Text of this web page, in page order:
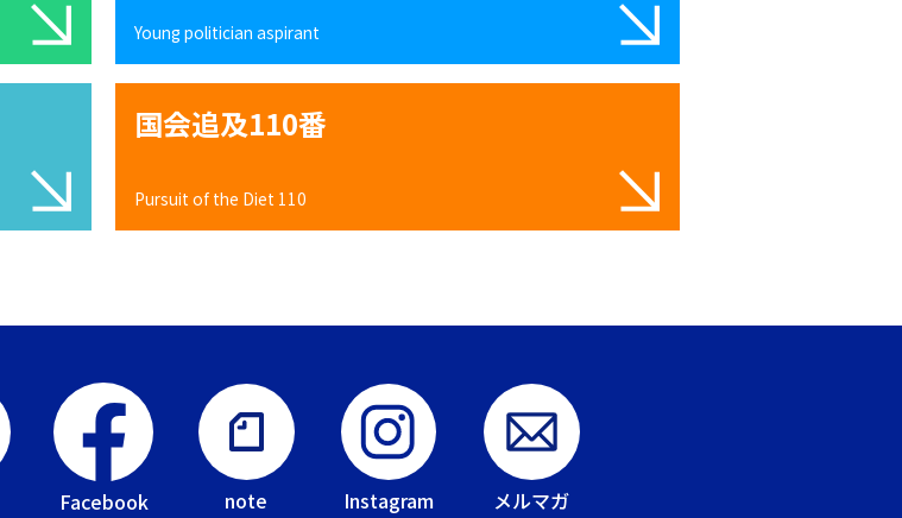
Young politician aspirant
国会追及110番
Pursuit of the Diet 110
Facebook note Instagram メルマガ